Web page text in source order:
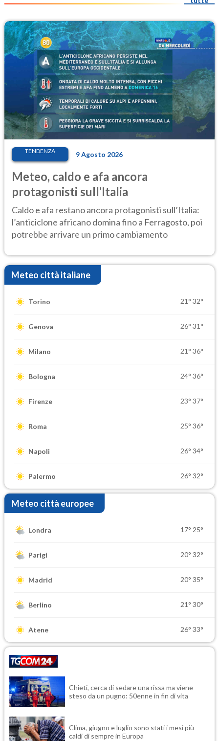
TENDENZA 9 Agosto 2026
Meteo, caldo e afa ancora
protagonisti sull’Italia
Caldo e afa restano ancora protagonisti sull’Italia:
l’anticiclone africano domina fino a Ferragosto, poi
potrebbe arrivare un primo cambiamento
Meteo città italiane
Torino 21° 32°
Genova 26° 31°
Milano 21° 36°
Bologna 24° 36°
Firenze 23° 37°
Roma 25° 36°
Napoli 26° 34°
Palermo 26° 32°
Meteo città europee
Londra 17° 25°
Parigi 20° 32°
Madrid 20° 35°
Berlino 21° 30°
Atene 26° 33°
Chieti, cerca di sedare una rissa ma viene
steso da un pugno: 50enne in fin di vita
Clima, giugno e luglio sono stati i mesi più
caldi di sempre in Europa